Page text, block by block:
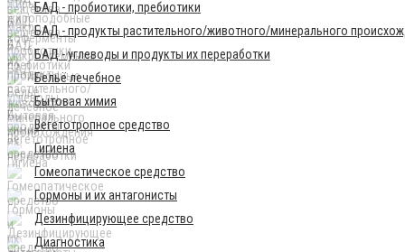
БАД - пробиотики, пребиотики
БАД - продукты растительного/животного/минерального
БАД - углеводы и продукты их переработки
Бельё лечебное
Бытовая химия
Вегетотропное средство
Гигиена
Гомеопатическое средство
Гормоны и их антагонисты
Дезинфицирующее средство
Диагностика